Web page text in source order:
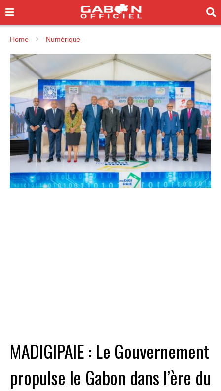
Home Numérique
MADIGIPAIE : Le Gouvernement
propulse le Gabon dans l’ère du